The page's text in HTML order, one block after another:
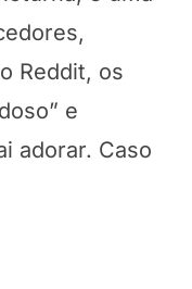
Reddit, os
e
adorar. Caso